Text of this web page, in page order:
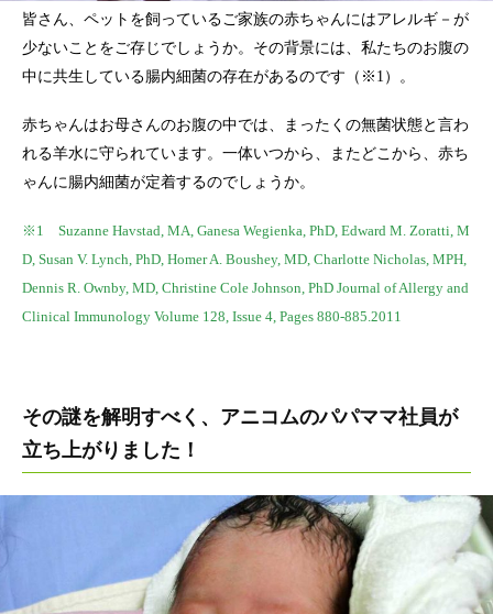
皆さん、ペットを飼っているご家族の赤ちゃんにはアレルギ－が
少ないことをご存じでしょうか。その背景には、私たちのお腹の
中に共生している腸内細菌の存在があるのです（※1）。
赤ちゃんはお母さんのお腹の中では、まったくの無菌状態と言わ
れる羊水に守られています。一体いつから、またどこから、赤ち
ゃんに腸内細菌が定着するのでしょうか。
※1 Suzanne Havstad, MA, Ganesa Wegienka, PhD, Edward M. Zoratti, M
D, Susan V. Lynch, PhD, Homer A. Boushey, MD, Charlotte Nicholas, MPH,
Dennis R. Ownby, MD, Christine Cole Johnson, PhD Journal of Allergy and
Clinical Immunology Volume 128, Issue 4, Pages 880-885.2011
その謎を解明すべく、アニコムのパパママ社員が
立ち上がりました！